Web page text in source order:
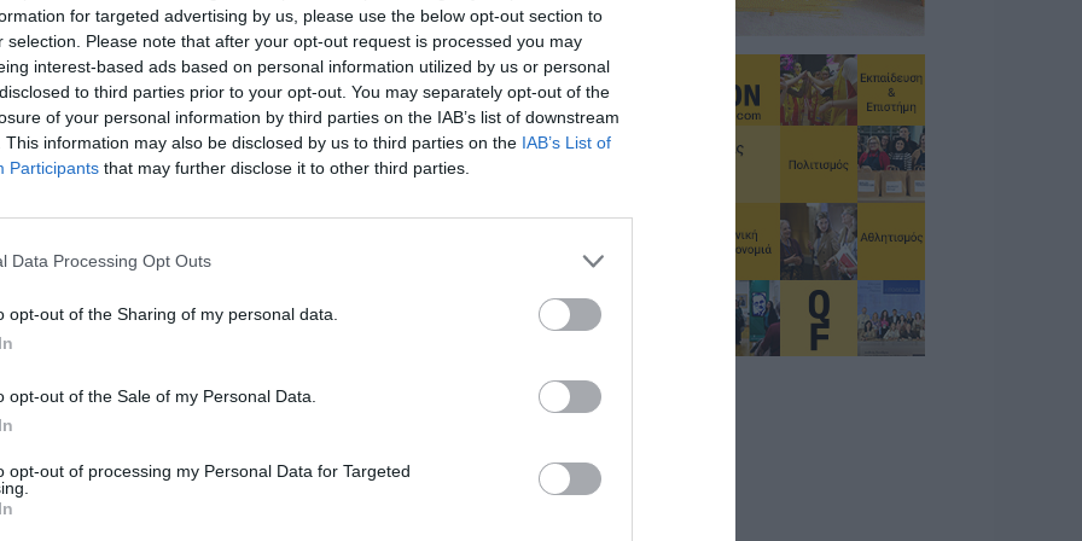
for targeted advertising by us, please use the below opt-out section to
selection. Please note that after your opt-out request is processed you may
interest-based ads based on personal information utilized by us or personal
to third parties prior to your opt-out. You may separately opt-out of the
of your personal information by third parties on the IAB’s list of downstream
This information may also be disclosed by us to third parties on the IAB’s List of
Participants that may further disclose it to other third parties.
Data Processing Opt Outs
opt-out of the Sharing of my personal data.
opt-out of the Sale of my Personal Data.
opt-out of processing my Personal Data for Targeted
περίπτωση που δεν έχει κατατεθεί αίτηση, θα πρέπει
και όποια κατασκευή τυχόν έχετε στη χερσαία
Συμβούλιο θα παραχωρήσει τμήματα της ενιαίας
2026, χωρίς καμία δέσμευση.
ΤΑΜΕΙΟ ΚΑΛΑΜΑΤΑΣ